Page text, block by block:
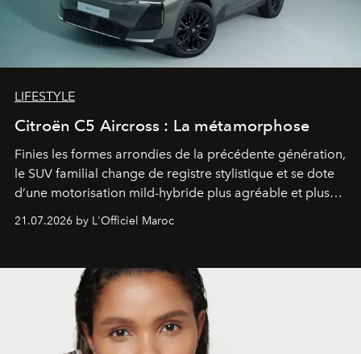
LIFESTYLE
Citroën C5 Aircross : La métamorphose
Finies les formes arrondies de la précédente génération,
le SUV familial change de registre stylistique et se dote
d’une motorisation mild-hybride plus agréable et plus
économe. à n’en pas douter, le nouveau C5 Aircross a
gagné en maturité.
21.07.2026 by L'Officiel Maroc